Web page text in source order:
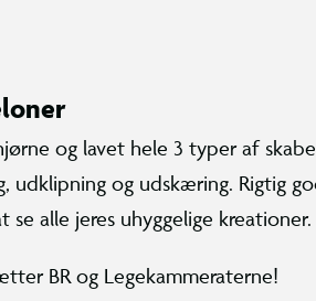
og lavet hele 3 typer af
udklipning og udskæring. Rigtig
alle jeres uhyggelige kreationer.
BR og Legekammeraterne!